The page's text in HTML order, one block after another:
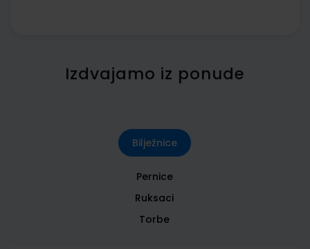
Izdvajamo iz ponude
Bilježnice
Pernice
Ruksaci
Torbe